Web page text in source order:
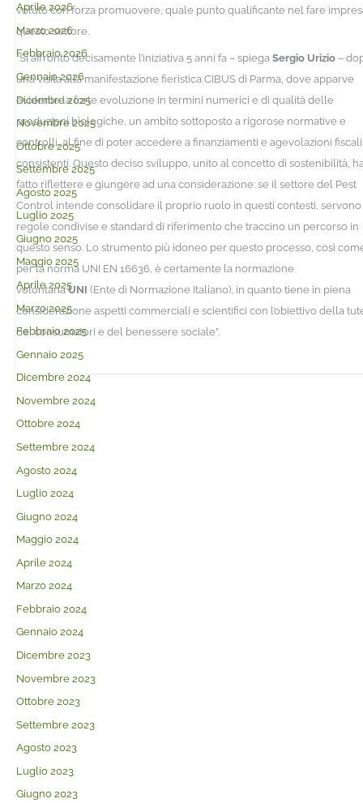
voluto con forza promuovere, quale punto qualificante nel fare
questo settore.
“Si affrontò decisamente l’iniziativa 5 anni fa – spiega Sergio Urizio–
una visita alla manifestazione fieristica CIBUS di Parma, dove apparve
evidente la forte evoluzione in termini numerici e di qualità delle
produzioni biologiche, un ambito sottoposto a rigorose normative e
controlli, al fine di poter accedere a finanziamenti e agevolazioni fiscali
consistenti. Questo deciso sviluppo, unito al concetto di sostenibilità,
fatto riflettere e giungere ad una considerazione: se il settore del Pest
Control intende consolidare il proprio ruolo in questi contesti, servono
regole condivise e standard di riferimento che traccino un percorso in
questo senso. Lo strumento più idoneo per questo processo, così
per la norma UNI EN 16636, è certamente la normazione
volontariaUNI (Ente di Normazione Italiano), in quanto tiene in piena
considerazione aspetti commerciali e scientifici con l’obiettivo della
dei consumatori e del benessere sociale”.
Aprile 2026
Marzo 2026
Febbraio 2026
Gennaio 2026
Dicembre 2025
Novembre 2025
Ottobre 2025
Settembre 2025
Agosto 2025
Luglio 2025
Giugno 2025
Maggio 2025
Aprile 2025
Marzo 2025
Febbraio 2025
Gennaio 2025
Dicembre 2024
Novembre 2024
Ottobre 2024
Settembre 2024
Agosto 2024
Luglio 2024
Giugno 2024
Maggio 2024
Aprile 2024
Marzo 2024
Febbraio 2024
Gennaio 2024
Dicembre 2023
Novembre 2023
Ottobre 2023
Settembre 2023
Agosto 2023
Luglio 2023
Giugno 2023